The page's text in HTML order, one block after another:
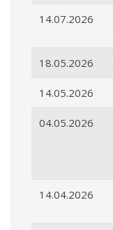
14.07.2026
18.05.2026
14.05.2026
04.05.2026
14.04.2026